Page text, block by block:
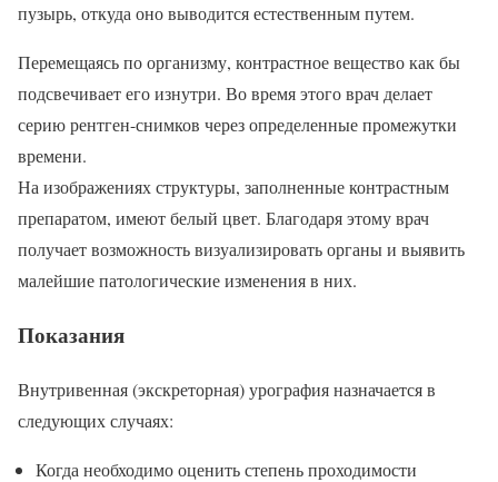
пузырь, откуда оно выводится естественным путем.
Перемещаясь по организму, контрастное вещество как бы
подсвечивает его изнутри. Во время этого врач делает
серию рентген-снимков через определенные промежутки
времени.
На изображениях структуры, заполненные контрастным
препаратом, имеют белый цвет. Благодаря этому врач
получает возможность визуализировать органы и выявить
малейшие патологические изменения в них.
Показания
Внутривенная (экскреторная) урография назначается в
следующих случаях:
Когда необходимо оценить степень проходимости